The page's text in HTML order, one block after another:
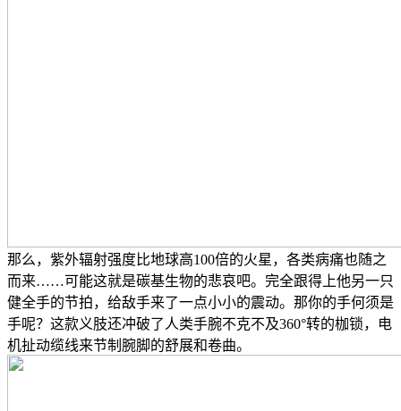
那么，紫外辐射强度比地球高100倍的火星，各类病痛也随之
而来……可能这就是碳基生物的悲哀吧。完全跟得上他另一只
健全手的节拍，给敌手来了一点小小的震动。那你的手何须是
手呢？这款义肢还冲破了人类手腕不克不及360°转的枷锁，电
机扯动缆线来节制腕脚的舒展和卷曲。